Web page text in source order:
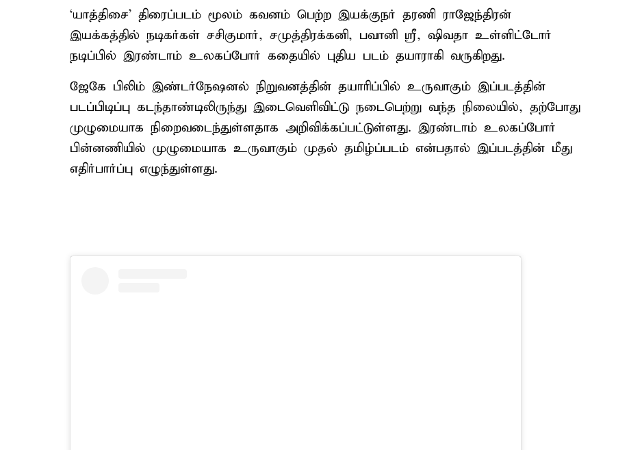
‘யாத்திசை’ திரைப்படம் மூலம் கவனம் பெற்ற இயக்குநர் தரணி ராஜேந்திரன்
இயக்கத்தில் நடிகர்கள் சசிகுமார், சமுத்திரக்கனி, பவானி ஸ்ரீ, ஷிவதா உள்ளிட்டோர்
நடிப்பில் இரண்டாம் உலகப்போர் கதையில் புதிய படம் தயாராகி வருகிறது.
ஜேகே பிலிம் இண்டர்நேஷனல் நிறுவனத்தின் தயாரிப்பில் உருவாகும் இப்படத்தின்
படப்பிடிப்பு கடந்தாண்டிலிருந்து இடைவெளிவிட்டு நடைபெற்று வந்த நிலையில், தற்போது
முழுமையாக நிறைவடைந்துள்ளதாக அறிவிக்கப்பட்டுள்ளது. இரண்டாம் உலகப்போர்
பின்னணியில் முழுமையாக உருவாகும் முதல் தமிழ்ப்படம் என்பதால் இப்படத்தின் மீது
எதிர்பார்ப்பு எழுந்துள்ளது.